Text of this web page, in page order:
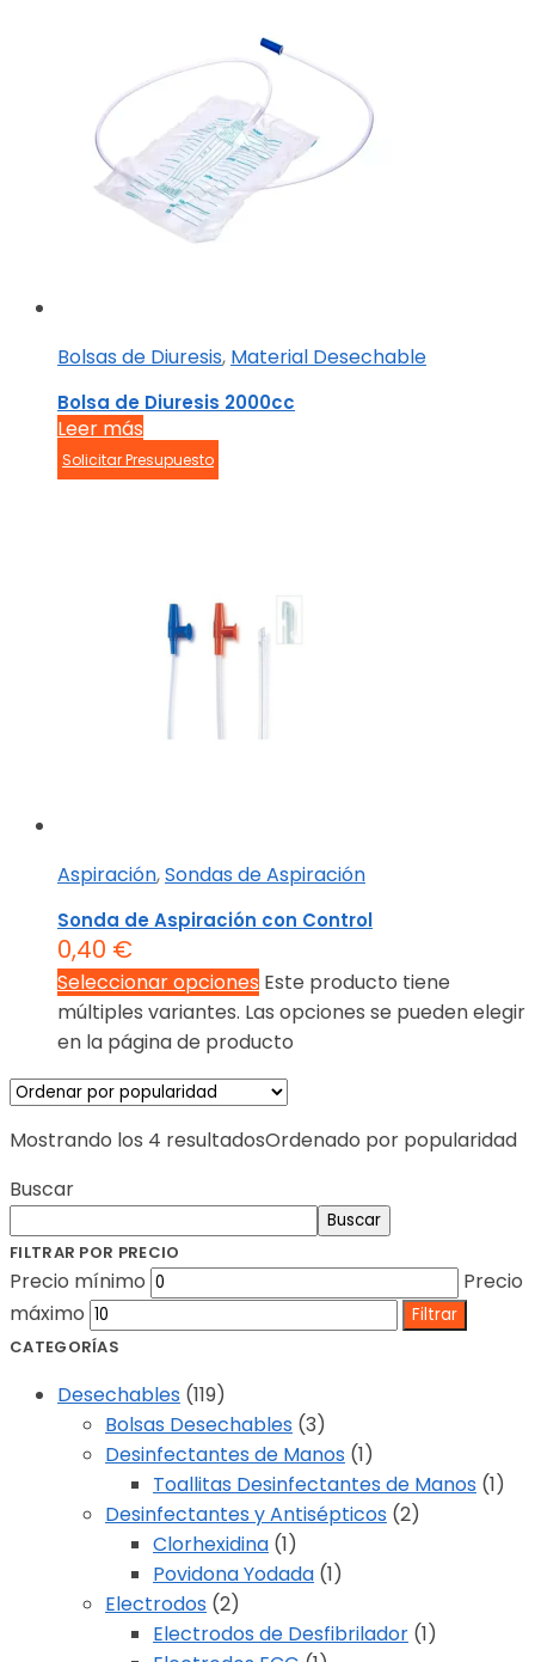
Bolsas de Diuresis, Material Desechable
Bolsa de Diuresis 2000cc
Leer más
Solicitar Presupuesto
Aspiración,Sondas de Aspiración
Sonda de Aspiración con Control
0,40 €
Seleccionar opciones Este producto tiene
múltiples variantes. Las opciones se pueden elegir
en la página de producto
Mostrando los 4 resultadosOrdenado por popularidad
Buscar
Buscar
FILTRAR POR PRECIO
Precio mínimo
Precio
máximo
Filtrar
CATEGORÍAS
Desechables (119)
Bolsas Desechables (3)
Desinfectantes de Manos (1)
Toallitas Desinfectantes de Manos (1)
Desinfectantes y Antisépticos (2)
Clorhexidina (1)
Povidona Yodada (1)
Electrodos (2)
Electrodos de Desfibrilador (1)